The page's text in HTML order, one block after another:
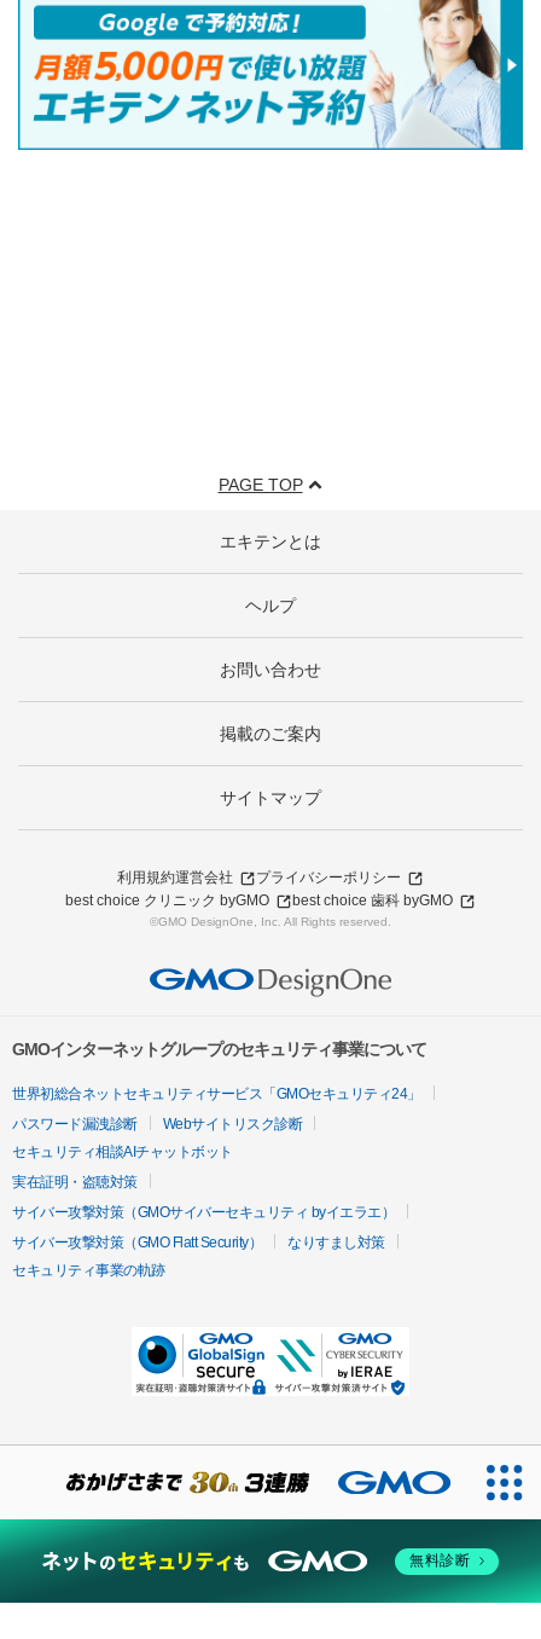
PAGE TOP
エキテンとは
ヘルプ
お問い合わせ
掲載のご案内
サイトマップ
利用規約運営会社
プライバシーポリシー
best choice クリニック byGMO
best choice 歯科 byGMO
©GMO DesignOne, Inc. All Rights reserved.
GMOインターネットグループのセキュリティ事業について
世界初総合ネットセキュリティサービス「GMOセキュリティ24」
パスワード漏洩診断
Webサイトリスク診断
セキュリティ相談AIチャットボット
実在証明・盗聴対策
サイバー攻撃対策（GMOサイバーセキュリティ byイエラエ）
サイバー攻撃対策（GMO Flatt Security）
なりすまし対策
セキュリティ事業の軌跡
無料診断